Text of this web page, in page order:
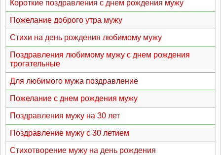
Короткие поздравления с днем рождения мужу
Пожелание доброго утра мужу
Стихи на день рождения любимому мужу
Поздравления любимому мужу с днем рождения
трогательные
Для любимого мужа поздравление
Пожелание с днем рождения мужу
Поздравления мужу на 30 лет
Поздравление мужу с 30 летием
Стихотворение мужу на день рождения